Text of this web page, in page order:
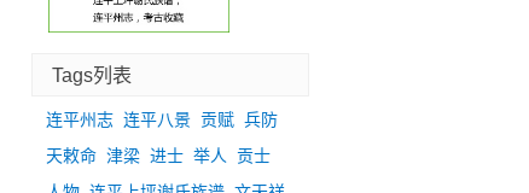
Tags列表
连平州志 连平八景 贡赋 兵防
天敕命 津梁 进士 举人 贡士